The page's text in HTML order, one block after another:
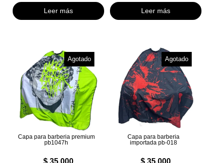
Leer más Leer más
Agotado
Capa para barberia premium
pb1047h
Agotado
Capa para barberia
importada pb-018